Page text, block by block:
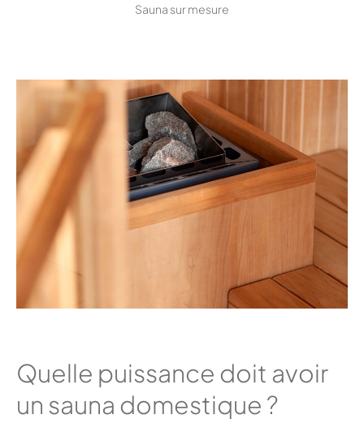
Sauna sur mesure
Quelle puissance doit avoir
un sauna domestique ?